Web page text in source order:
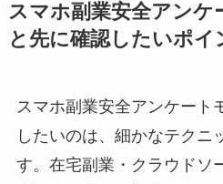
スマホ副業安全アンケ
と先に確認したいポイ
スマホ副業安全アンケート
したいのは、細かなテクニ
す。在宅副業・クラウドソ